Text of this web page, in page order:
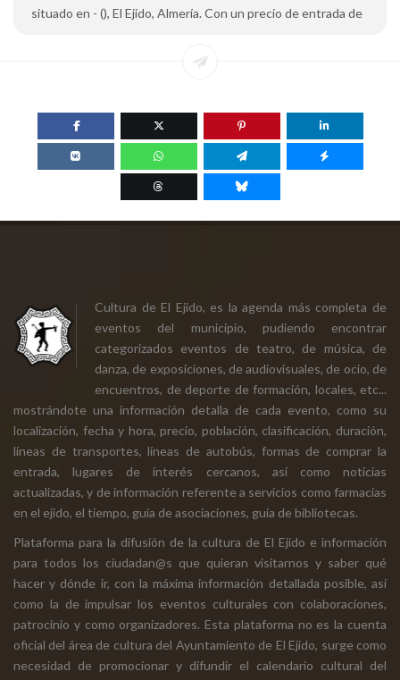
situado en - (), El Ejido, Almería. Con un precio de entrada de
Cultura de El Ejido, es la agenda más completa de
eventos del municipio, pudiendo encontrar
categorizados eventos de teatro, de música, de
danza, de exposiciones, de audiovisuales, de ocio, de
encuentros, de deporte de formación, locales, etc...
mostrándote una información detalla de cada evento, como su
localización, fecha y hora, precio, población, clasificación, duración,
líneas de transportes, líneas de autobús, formas de comprar la
entrada, lugares de interés cercanos, así como noticias
actualizadas, y de información referente a servicios como farmacias
en el ejido, el tiempo, guía de asociaciones, guía de bibliotecas.
Plataforma para la difusión de la cultura de El Ejido e información
para todos los ciudadan@s que quieran visitarnos y saber qué
hacer y dónde ir, con la máxima información detallada posible, así
como la de impulsar los eventos culturales con colaboraciones,
patrocinio y como organizadores. Esta plataforma no es la cuenta
oficial del área de cultura del Ayuntamiento de El Ejido, surge como
necesidad de promocionar y difundir el calendario cultural del